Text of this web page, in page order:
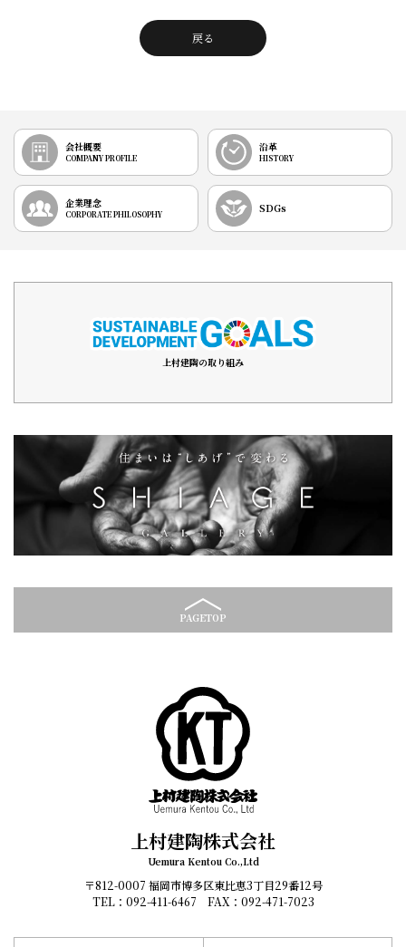
戻る
会社概要
COMPANY PROFILE
沿革
HISTORY
企業理念
CORPORATE PHILOSOPHY SDGs
上村建陶の取り組み
PAGETOP
上村建陶株式会社
Uemura Kentou Co.,Ltd
〒812-0007 福岡市博多区東比恵3丁目29番12号
TEL：092-411-6467 FAX：092-471-7023